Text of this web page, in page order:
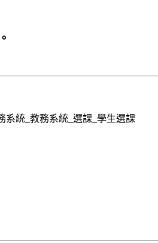
統_教務系統_選課_學生選課